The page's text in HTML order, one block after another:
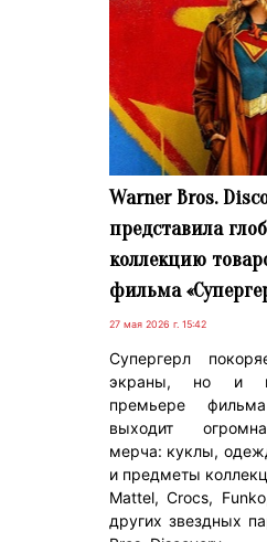
Warner Bros.
представила
коллекцию
фильма
27 мая 2026 г. 15:42
Супергерл
экраны, но и
премьере
выходит
мерча: куклы,
и предметы
Mattel, Crocs,
других звездных